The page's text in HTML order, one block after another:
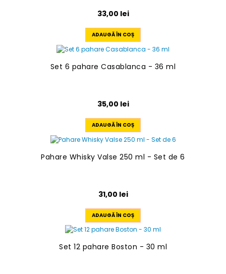
33,00 lei
ADAUGĂ ÎN COȘ
Set 6 pahare Casablanca - 36 ml
35,00 lei
ADAUGĂ ÎN COȘ
Pahare Whisky Valse 250 ml - Set de 6
31,00 lei
ADAUGĂ ÎN COȘ
Set 12 pahare Boston - 30 ml